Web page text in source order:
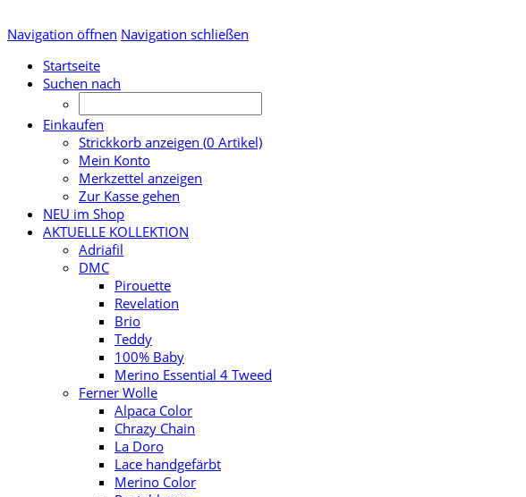
Navigation öffnen Navigation schließen
Startseite
Suchen nach
Einkaufen
Strickkorb anzeigen (0 Artikel)
Mein Konto
Merkzettel anzeigen
Zur Kasse gehen
NEU im Shop
AKTUELLE KOLLEKTION
Adriafil
DMC
Pirouette
Revelation
Brio
Teddy
100% Baby
Merino Essential 4 Tweed
Ferner Wolle
Alpaca Color
Chrazy Chain
La Doro
Lace handgefärbt
Merino Color